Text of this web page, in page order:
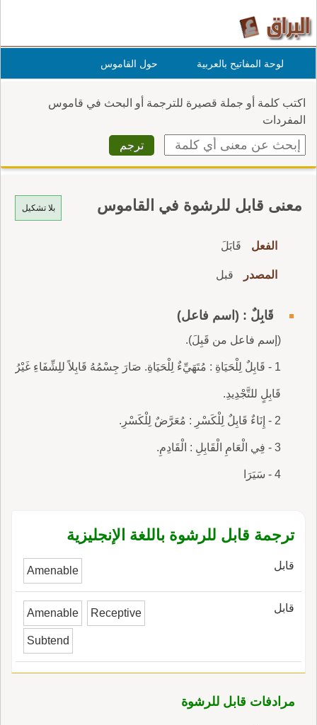
لوحة المفاتيح بالعربية حول القاموس
اكتب كلمة أو جملة قصيرة للترجمة أو البحث في قاموس
المفردات
بلا تشكيل معنى قابل للرشوة في القاموس
الفعل قَابَلَ
المصدر قبل
قَابِلٌ : (اسم فاعل)
(إسم فاعل من قَبِلَ).
1 - قَابِلٌ لِلْحَيَاةِ : مُتَهَيِّءٌ لِلْحَيَاةِ. صَارَ جِسْمُهُ قَابِلاً للِشِّفَاءِ غَيْرُ
قَابِلٍ للتَّجْدِيدِ.
2 - إِنَاءٌ قَابِلٌ لِلْكَسْرِ : مُعَرَّضٌ لِلْكَسْرِ.
3 - فِي الْعَامِ الْقَابِلِ : الْقَادِمِ.
4 - سَيَرَا
ترجمة قابل للرشوة باللغة الإنجليزية
قابل Amenable
قابل Amenable Receptive
Subtend
مرادفات قابل للرشوة